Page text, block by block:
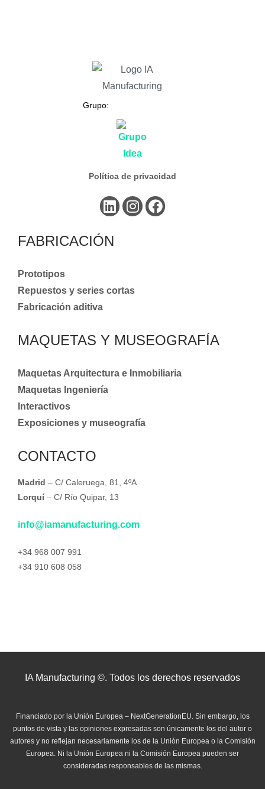
Grupo:
Política de privacidad
FABRICACIÓN
Prototipos
Repuestos y series cortas
Fabricación aditiva
MAQUETAS Y MUSEOGRAFÍA
Maquetas Arquitectura e Inmobiliaria
Maquetas Ingeniería
Interactivos
Exposiciones y museografía
CONTACTO
Madrid – C/ Caleruega, 81, 4ºA
Lorquí– C/ Río Quipar, 13
info@iamanufacturing.com
+34 968 007 991
+34 910 608 058
IA Manufacturing ©. Todos los derechos reservados
Financiado por la Unión Europea – NextGenerationEU. Sin embargo, los
puntos de vista y las opiniones expresadas son únicamente los del autor o
autores y no reflejan necesariamente los de la Unión Europea o la Comisión
Europea. Ni la Unión Europea ni la Comisión Europea pueden ser
consideradas responsables de las mismas.